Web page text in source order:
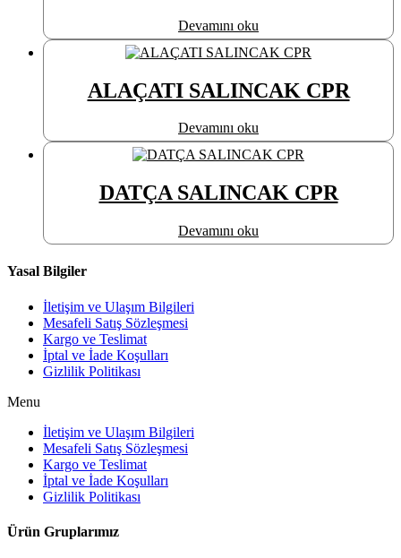
Devamını oku
ALAÇATI SALINCAK CPR
Devamını oku
DATÇA SALINCAK CPR
Devamını oku
Yasal Bilgiler
İletişim ve Ulaşım Bilgileri
Mesafeli Satış Sözleşmesi
Kargo ve Teslimat
İptal ve İade Koşulları
Gizlilik Politikası
Menu
İletişim ve Ulaşım Bilgileri
Mesafeli Satış Sözleşmesi
Kargo ve Teslimat
İptal ve İade Koşulları
Gizlilik Politikası
Ürün Gruplarımız